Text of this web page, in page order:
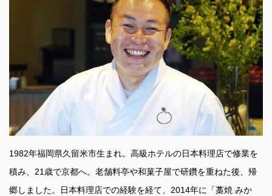
1982年福岡県久留米市生まれ。高級ホテルの日本料理店で修業を
積み、21歳で京都へ。老舗料亭や和菓子屋で研鑽を重ねた後、帰
郷しました。日本料理店での経験を経て、2014年に「藁焼 みか